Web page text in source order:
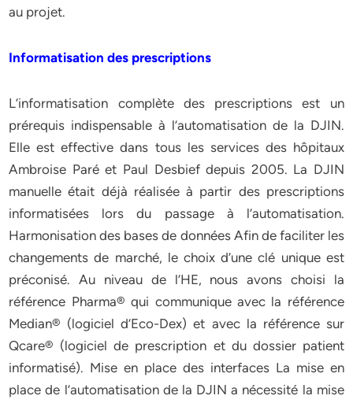
au projet.
Informatisation des prescriptions
L’informatisation complète des prescriptions est un
prérequis indispensable à l’automatisation de la DJIN.
Elle est effective dans tous les services des hôpitaux
Ambroise Paré et Paul Desbief depuis 2005. La DJIN
manuelle était déjà réalisée à partir des prescriptions
informatisées lors du passage à l’automatisation.
Harmonisation des bases de données Afin de faciliter les
changements de marché, le choix d’une clé unique est
préconisé. Au niveau de l’HE, nous avons choisi la
référence Pharma® qui communique avec la référence
Median® (logiciel d’Eco-Dex) et avec la référence sur
Qcare® (logiciel de prescription et du dossier patient
informatisé). Mise en place des interfaces La mise en
place de l’automatisation de la DJIN a nécessité la mise